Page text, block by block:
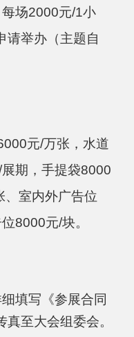
每场2000元/1小
请举办（主题自
元/万张，水道
期，手提袋8000
、室内外广告位
8000元/块。
填写《参展合同
至大会组委会。